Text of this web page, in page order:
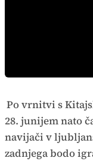
Po vrnitvi s
28. junijem nato
navijači v
zadnjega bodo